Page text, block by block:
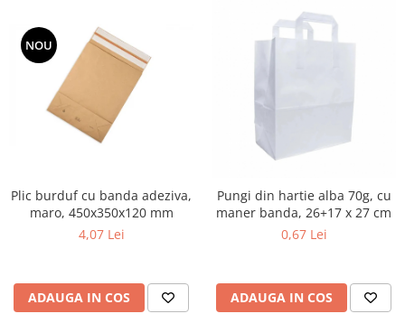
NOU
Plic burduf cu banda adeziva,
maro, 450x350x120 mm
4,07 Lei
ADAUGA IN COS
Pungi din hartie alba 70g, cu
maner banda, 26+17 x 27 cm
0,67 Lei
ADAUGA IN COS